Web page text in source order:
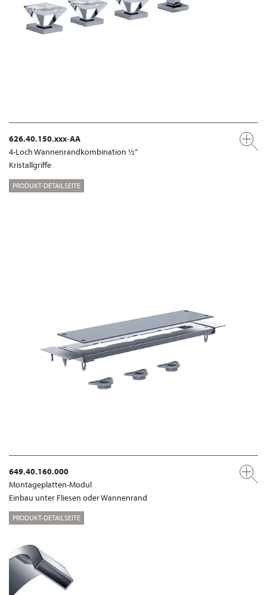
626.40.150.xxx-AA
4-Loch Wannenrandkombination ½“
Kristallgriffe
PRODUKT-DETAILSEITE
649.40.160.000
Montageplatten-Modul
Einbau unter Fliesen oder Wannenrand
PRODUKT-DETAILSEITE